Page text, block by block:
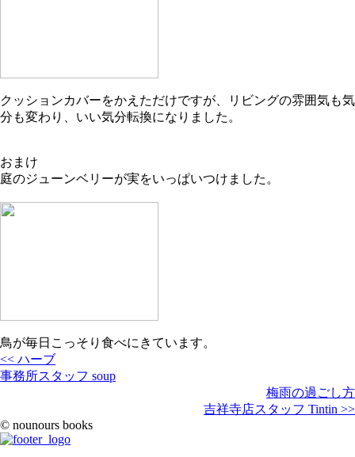
クッションカバーをかえただけですが、リビングの雰囲気も気
分も変わり、いい気分転換になりました。
おまけ
庭のジューンベリーが実をいっぱいつけました。
鳥が毎日こっそり食べにきています。
<< ハーブ
事務所スタッフ soup
梅雨の過ごし方
吉祥寺店スタッフ Tintin >>
© nounours books